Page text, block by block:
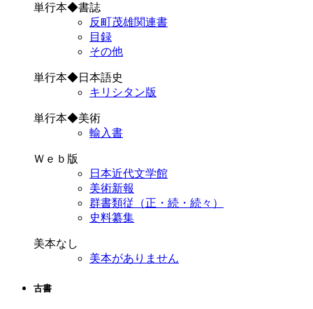
単行本◆書誌
反町茂雄関連書
目録
その他
単行本◆日本語史
キリシタン版
単行本◆美術
輸入書
Ｗｅｂ版
日本近代文学館
美術新報
群書類従（正・続・続々）
史料纂集
美本なし
美本がありません
古書